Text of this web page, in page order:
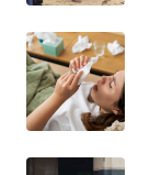
LISTRIK
WAHANA
TRAVEL